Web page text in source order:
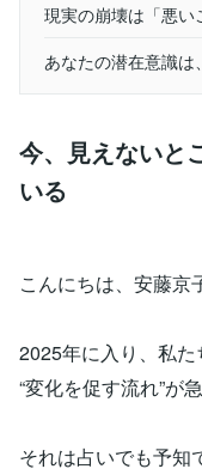
現実の崩壊は「悪い
あなたの潜在意識は
今、見えないと
いる
こんにちは、安藤京
2025年に入り、私
“変化を促す流れ”が
それは占いでも予知